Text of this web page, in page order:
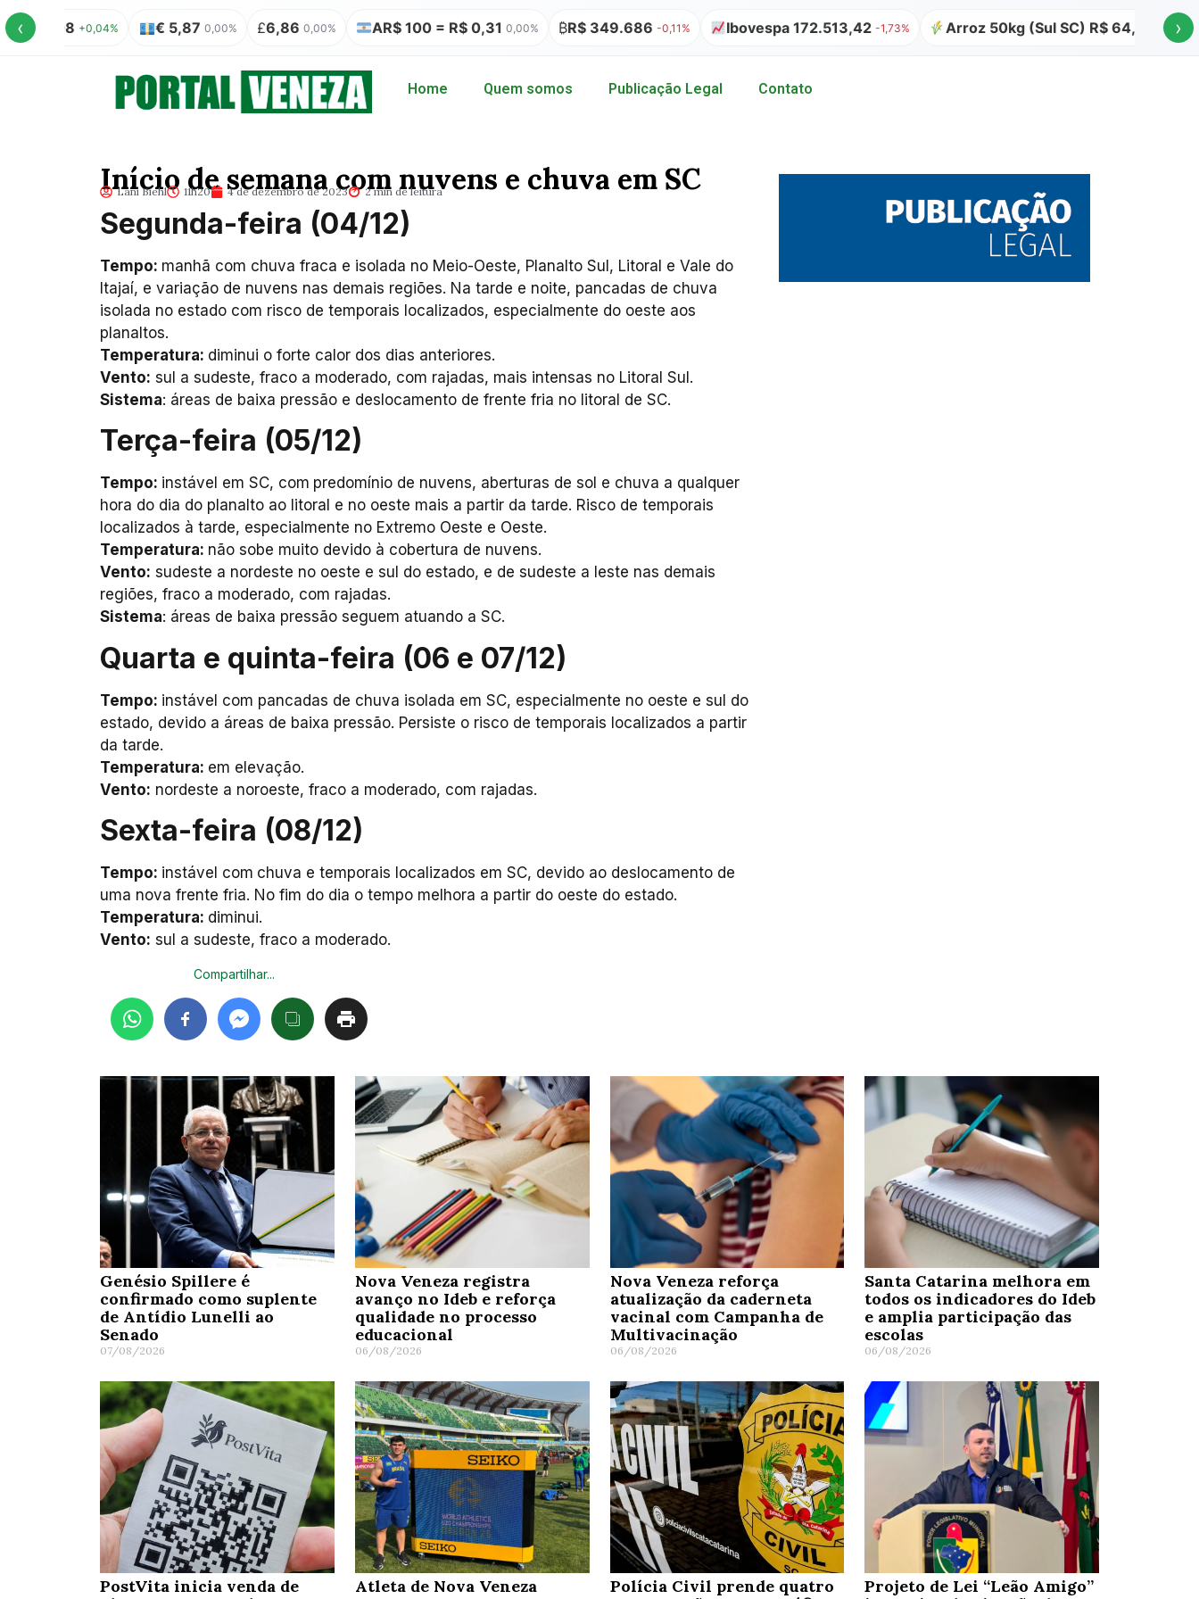
‹
5,08 +0,04% € 5,87 0,00% £6,86 0,00% AR$ 100 = R$ 0,31 0,00% ₿R$ 349.686 -0,11% Ibovespa 172.513,42 -1,73% Arroz 50kg (Sul SC) R$ 64,00 ›
Home Quem somos Publicação Legal Contato
Início de semana com nuvens e chuva em SC
Lani Biehl 11h20 4 de dezembro de 2023 2 min de leitura
Segunda-feira (04/12)
Tempo: manhã com chuva fraca e isolada no Meio-Oeste, Planalto Sul, Litoral e Vale do
Itajaí, e variação de nuvens nas demais regiões. Na tarde e noite, pancadas de chuva
isolada no estado com risco de temporais localizados, especialmente do oeste aos
planaltos.
Temperatura: diminui o forte calor dos dias anteriores.
Vento: sul a sudeste, fraco a moderado, com rajadas, mais intensas no Litoral Sul.
Sistema: áreas de baixa pressão e deslocamento de frente fria no litoral de SC.
Terça-feira (05/12)
Tempo: instável em SC, com predomínio de nuvens, aberturas de sol e chuva a qualquer
hora do dia do planalto ao litoral e no oeste mais a partir da tarde. Risco de temporais
localizados à tarde, especialmente no Extremo Oeste e Oeste.
Temperatura: não sobe muito devido à cobertura de nuvens.
Vento: sudeste a nordeste no oeste e sul do estado, e de sudeste a leste nas demais
regiões, fraco a moderado, com rajadas.
Sistema: áreas de baixa pressão seguem atuando a SC.
Quarta e quinta-feira (06 e 07/12)
Tempo: instável com pancadas de chuva isolada em SC, especialmente no oeste e sul do
estado, devido a áreas de baixa pressão. Persiste o risco de temporais localizados a partir
da tarde.
Temperatura: em elevação.
Vento: nordeste a noroeste, fraco a moderado, com rajadas.
Sexta-feira (08/12)
Tempo: instável com chuva e temporais localizados em SC, devido ao deslocamento de
uma nova frente fria. No fim do dia o tempo melhora a partir do oeste do estado.
Temperatura: diminui.
Vento: sul a sudeste, fraco a moderado.
Compartilhar...
Genésio Spillere é
confirmado como suplente
de Antídio Lunelli ao
Senado
07/08/2026
Nova Veneza registra
avanço no Ideb e reforça
qualidade no processo
educacional
06/08/2026
Nova Veneza reforça
atualização da caderneta
vacinal com Campanha de
Multivacinação
06/08/2026
Santa Catarina melhora em
todos os indicadores do Ideb
e amplia participação das
escolas
06/08/2026
PostVita inicia venda de
Atleta de Nova Veneza
Polícia Civil prende quatro
Projeto de Lei “Leão Amigo”